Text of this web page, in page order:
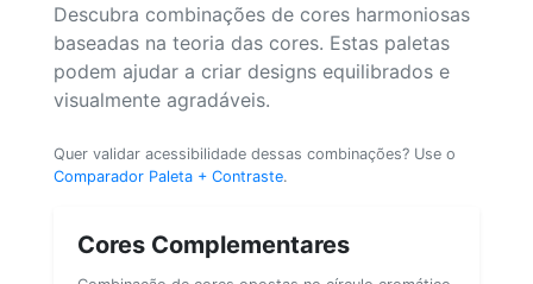
Descubra combinações de cores harmoniosas
baseadas na teoria das cores. Estas paletas
podem ajudar a criar designs equilibrados e
visualmente agradáveis.
Quer validar acessibilidade dessas combinações? Use o
Comparador Paleta + Contraste.
Cores Complementares